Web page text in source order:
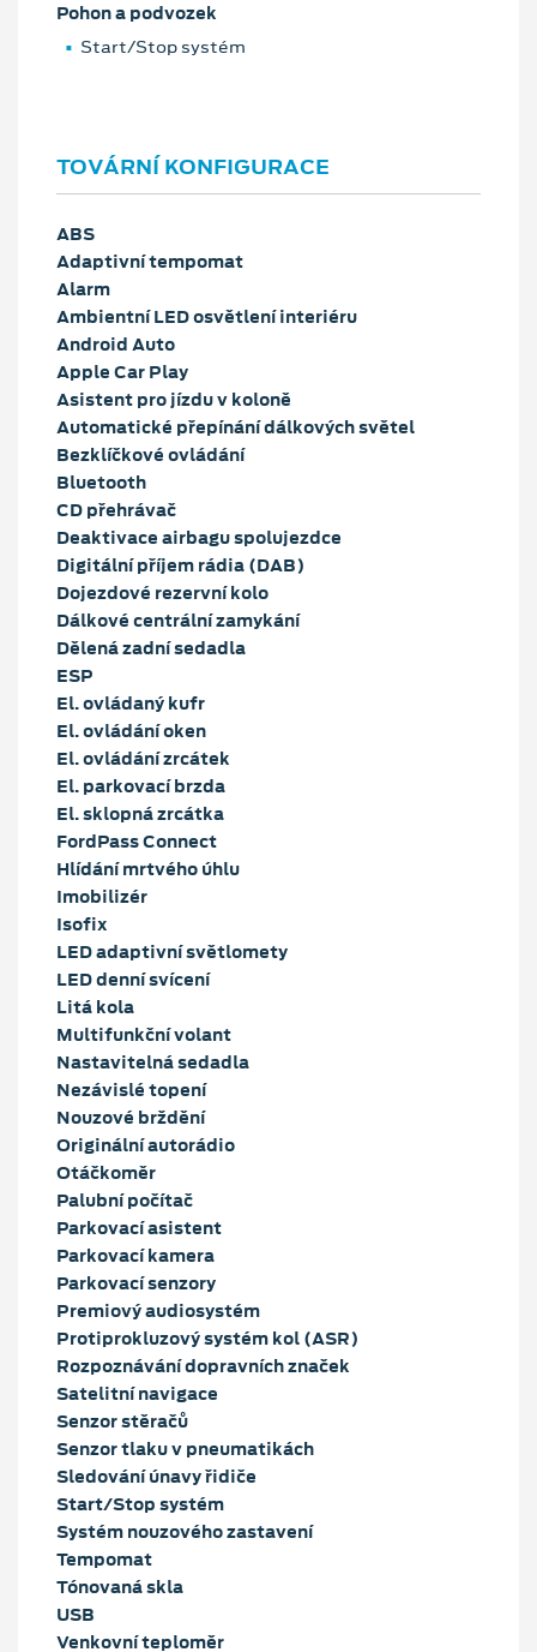
Pohon a podvozek
Start/Stop systém
TOVÁRNÍ KONFIGURACE
ABS
Adaptivní tempomat
Alarm
Ambientní LED osvětlení interiéru
Android Auto
Apple Car Play
Asistent pro jízdu v koloně
Automatické přepínání dálkových světel
Bezklíčkové ovládání
Bluetooth
CD přehrávač
Deaktivace airbagu spolujezdce
Digitální příjem rádia (DAB)
Dojezdové rezervní kolo
Dálkové centrální zamykání
Dělená zadní sedadla
ESP
El. ovládaný kufr
El. ovládání oken
El. ovládání zrcátek
El. parkovací brzda
El. sklopná zrcátka
FordPass Connect
Hlídání mrtvého úhlu
Imobilizér
Isofix
LED adaptivní světlomety
LED denní svícení
Litá kola
Multifunkční volant
Nastavitelná sedadla
Nezávislé topení
Nouzové brždění
Originální autorádio
Otáčkoměr
Palubní počítač
Parkovací asistent
Parkovací kamera
Parkovací senzory
Premiový audiosystém
Protiprokluzový systém kol (ASR)
Rozpoznávání dopravních značek
Satelitní navigace
Senzor stěračů
Senzor tlaku v pneumatikách
Sledování únavy řidiče
Start/Stop systém
Systém nouzového zastavení
Tempomat
Tónovaná skla
USB
Venkovní teploměr